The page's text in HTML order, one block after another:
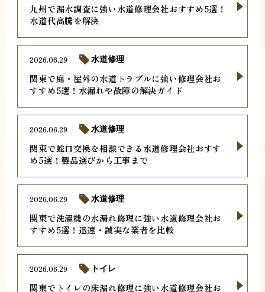
九州で漏水調査に強い水道修理会社おすすめ5選！
水道代高騰を解決
関東で庭・屋外の水道トラブルに強い修理会社お
すすめ5選！水漏れや故障の解決ガイド
2026.06.29 水道修理
関東で蛇口交換を相談できる水道修理会社おすす
め5選！製品選びから工事まで
2026.06.29 水道修理
関東で洗濯機の水漏れ修理に強い水道修理会社お
すすめ5選！迅速・誠実な業者を比較
2026.06.29 水道修理
関東でトイレの床漏れ修理に強い水道修理会社お
2026.06.29 トイレ